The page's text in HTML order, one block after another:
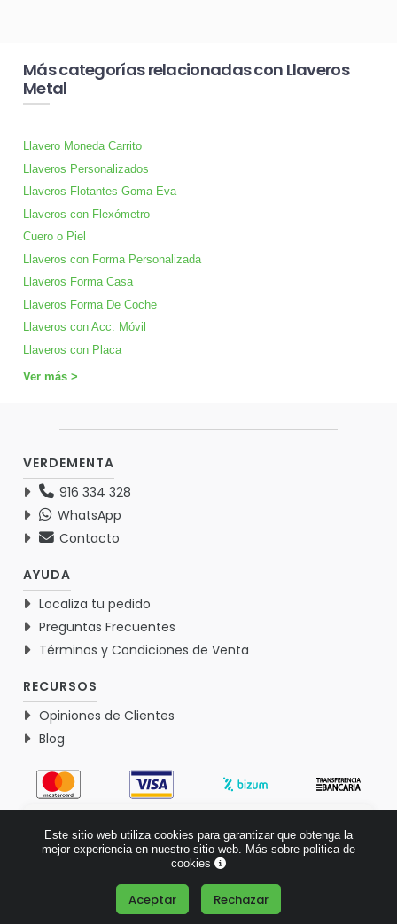
Más categorías relacionadas con Llaveros
Metal
Llavero Moneda Carrito
Llaveros Personalizados
Llaveros Flotantes Goma Eva
Llaveros con Flexómetro
Cuero o Piel
Llaveros con Forma Personalizada
Llaveros Forma Casa
Llaveros Forma De Coche
Llaveros con Acc. Móvil
Llaveros con Placa
Ver más >
VERDEMENTA
916 334 328
WhatsApp
Contacto
AYUDA
Localiza tu pedido
Preguntas Frecuentes
Términos y Condiciones de Venta
RECURSOS
Opiniones de Clientes
Blog
Basado en 1770 opiniones >
Este sitio web utiliza cookies para garantizar que obtenga la
mejor experiencia en nuestro sitio web. Más sobre politica de
cookies
Aceptar Rechazar